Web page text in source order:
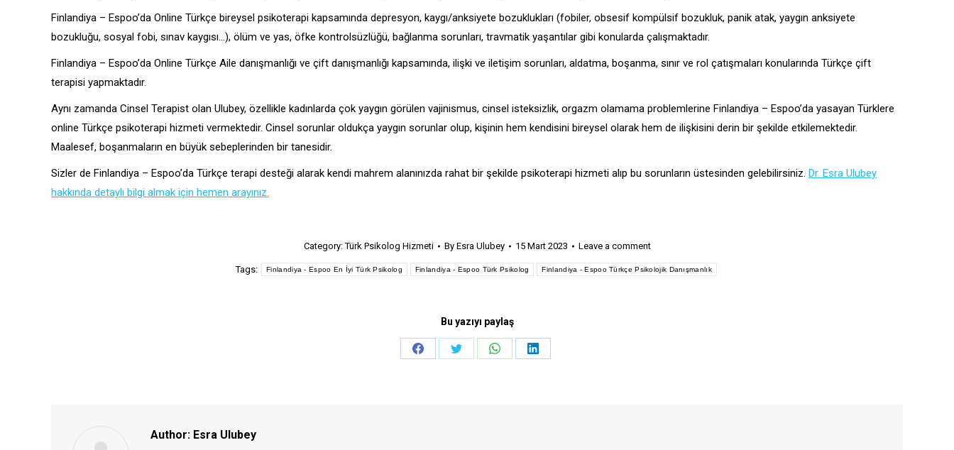
Finlandiya – Espoo’da Online Türkçe bireysel psikoterapi kapsamında depresyon, kaygı/anksiyete bozuklukları (fobiler, obsesif kompülsif bozukluk, panik atak, yaygın anksiyete
bozukluğu, sosyal fobi, sınav kaygısı…), ölüm ve yas, öfke kontrolsüzlüğü, bağlanma sorunları, travmatik yaşantılar gibi konularda çalışmaktadır.
Finlandiya – Espoo’da Online Türkçe Aile danışmanlığı ve çift danışmanlığı kapsamında, ilişki ve iletişim sorunları, aldatma, boşanma, sınır ve rol çatışmaları konularında Türkçe çift
terapisi yapmaktadır.
Aynı zamanda Cinsel Terapist olan Ulubey, özellikle kadınlarda çok yaygın görülen vajinismus, cinsel isteksizlik, orgazm olamama problemlerine Finlandiya – Espoo’da yasayan Türklere
online Türkçe psikoterapi hizmeti vermektedir. Cinsel sorunlar oldukça yaygın sorunlar olup, kişinin hem kendisini bireysel olarak hem de ilişkisini derin bir şekilde etkilemektedir.
Maalesef, boşanmaların en büyük sebeplerinden bir tanesidir.
Sizler de Finlandiya – Espoo’da Türkçe terapi desteği alarak kendi mahrem alanınızda rahat bir şekilde psikoterapi hizmeti alıp bu sorunların üstesinden gelebilirsiniz. Dr. Esra Ulubey
hakkında detaylı bilgi almak için hemen arayınız.
Category:Türk Psikolog Hizmeti By Esra Ulubey 15 Mart 2023 Leave a comment
Tags: Finlandiya - Espoo En İyi Türk Psikolog Finlandiya - Espoo Türk Psikolog Finlandiya - Espoo Türkçe Psikolojik Danışmanlık
Bu yazıyı paylaş
Share
Share
Share
Share
Author: Esra Ulubey